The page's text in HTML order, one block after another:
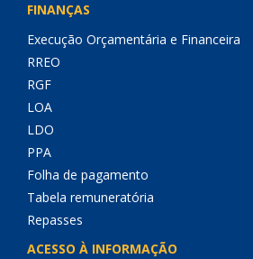
FINANÇAS
Execução Orçamentária e Financeira
RREO
RGF
LOA
LDO
PPA
Folha de pagamento
Tabela remuneratória
Repasses
ACESSO À INFORMAÇÃO